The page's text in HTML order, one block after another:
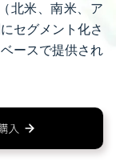
北米、南米、ア
セグメント化さ
ースで提供され